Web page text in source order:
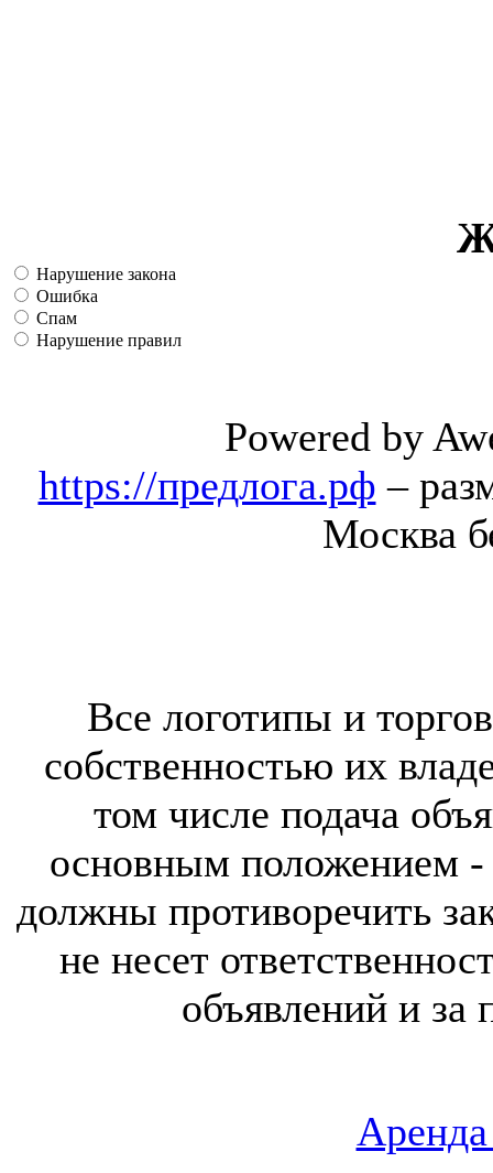
Нарушение закона
Ошибка
Спам
Нарушение правил
Powered by
https://предлога.рф –
Москва
Все логотипы и
собственностью их
том числе подача
основным положением -
должны противоречить
не несет
объявлений и за